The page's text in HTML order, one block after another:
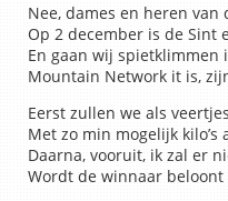
Nee, dames en heren van
Op 2 december is de Sint
En gaan wij spietklimmen
Mountain Network it is,
Eerst zullen we als
Met zo min mogelijk kilo’s
Daarna, vooruit, ik zal er
Wordt de winnaar